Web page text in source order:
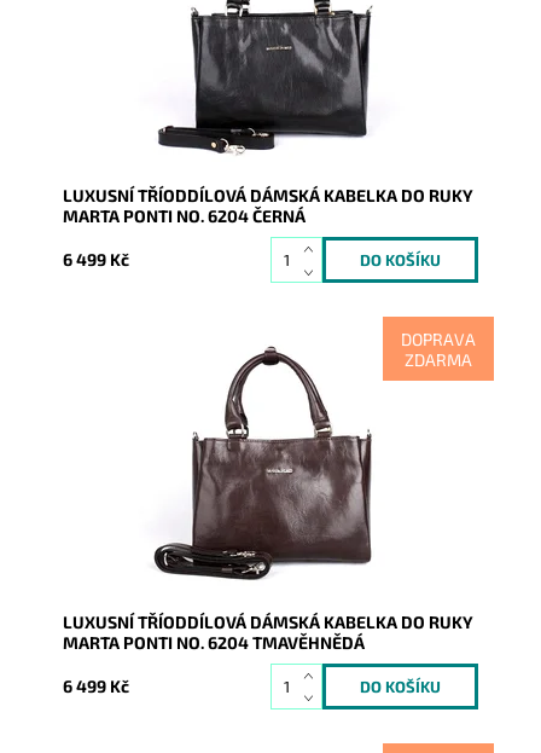
Skladem
9959
Marta Ponti
2 roky
LUXUSNÍ TŘÍODDÍLOVÁ DÁMSKÁ KABELKA DO RUKY
MARTA PONTI NO. 6204 ČERNÁ
6 499 Kč
DOPRAVA
ZDARMA
Tříoddílová luxusní kožená dámská kabelka do ruky
ideální velikosti portugalské značky Marta Ponti v
Skladem
9961
Marta Ponti
2 roky
LUXUSNÍ TŘÍODDÍLOVÁ DÁMSKÁ KABELKA DO RUKY
MARTA PONTI NO. 6204 TMAVĚHNĚDÁ
6 499 Kč